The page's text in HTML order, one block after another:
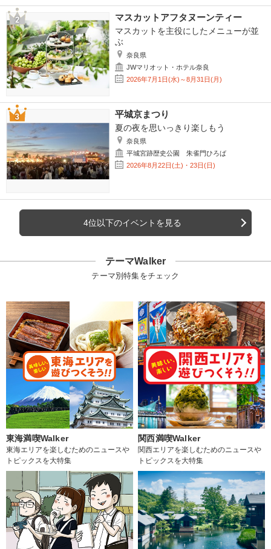
マスカットアフタヌーンティー
マスカットを主役にしたメニューが並
ぶ
奈良県
JWマリオット・ホテル奈良
2026年7月1日(水)～8月31日(月)
平城京まつり
夏の夜を思いっきり楽しもう
奈良県
平城宮跡歴史公園 朱雀門ひろば
2026年8月22日(土)・23日(日)
4位以下のイベントを見る
テーマWalker
テーマ別特集をチェック
東海満喫Walker
東海エリアを楽しむためのニュースや
トピックスを大特集
関西満喫Walker
関西エリアを楽しむためのニュースや
トピックスを大特集